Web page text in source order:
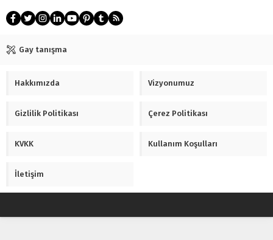
Gay tanışma
Hakkımızda Vizyonumuz
Gizlilik Politikası Çerez Politikası
KVKK Kullanım Koşulları
İletişim